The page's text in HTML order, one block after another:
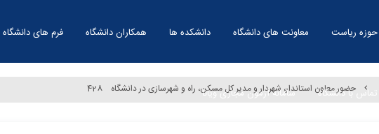
حوزه ریاست معاونت های دانشگاه دانشکده ها همکاران دانشگاه فرم های دانشگاه
تماس با دانشگاه سامانه آزمون مجازی ویانا
حضور معاون استاندار، شهردار و مدیر کل مسکن، راه و شهرسازی در دانشگاه 428